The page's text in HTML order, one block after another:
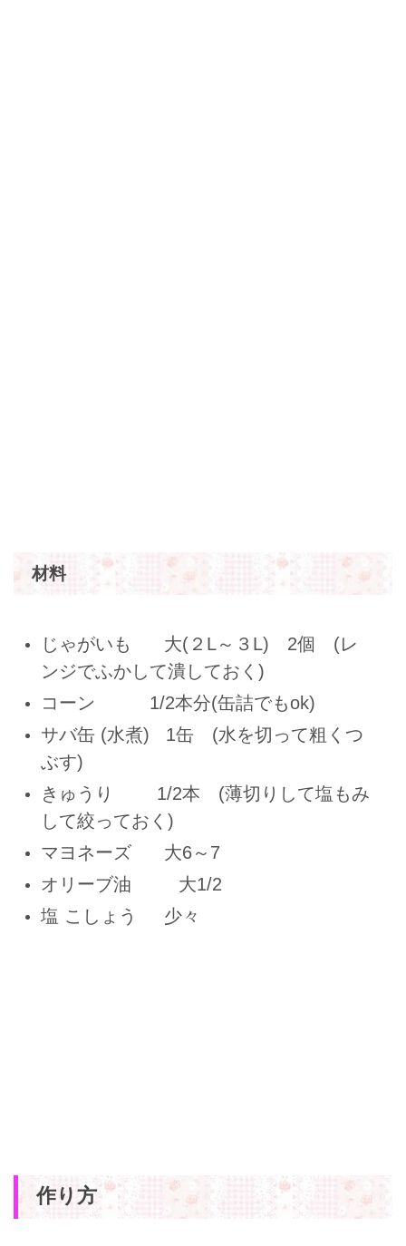
材料
じゃがいも 大(２L～３L) 2個 (レ
ンジでふかして潰しておく)
コーン 1/2本分(缶詰でもok)
サバ缶 (水煮) 1缶 (水を切って粗くつ
ぶす)
きゅうり 1/2本 (薄切りして塩もみ
して絞っておく)
マヨネーズ 大6～7
オリーブ油 大1/2
塩 こしょう 少々
作り方